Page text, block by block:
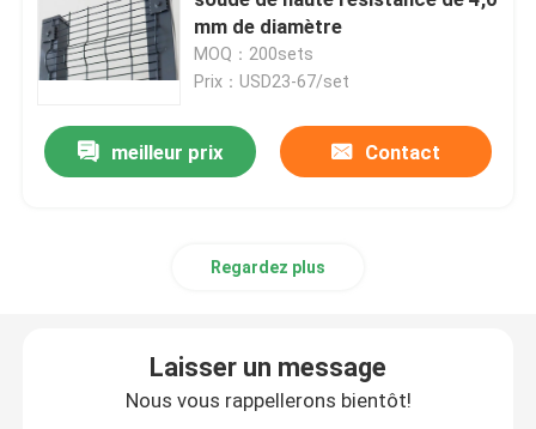
3D a soudé le grillage
Clôture soudée à double fil
Barrière en acier tubulaire
mm de diamètre
MOQ：200sets
Prix：USD23-67/set
meilleur prix Contact
Regardez plus
Laisser un message
Nous vous rappellerons bientôt!